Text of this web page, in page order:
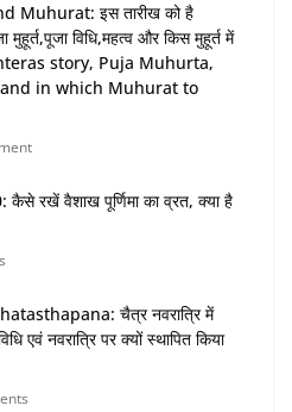
Muhurat: इस तारीख को है
विधि,महत्व और किस मुहूर्त में
story, Puja Muhurta,
in which Muhurat to
रखें वैशाख पूर्णिमा का व्रत, क्या है
चैत्र नवरात्रि में
एवं नवरात्रि पर क्यों स्थापित किया